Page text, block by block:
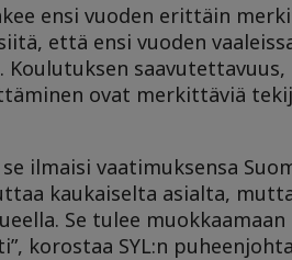
ensi vuoden erittäin
että ensi vuoden
saavutettavuus,
ovat merkittäviä
ilmaisi vaatimuksensa
kaukaiselta asialta,
Se tulee
korostaa SYL:n